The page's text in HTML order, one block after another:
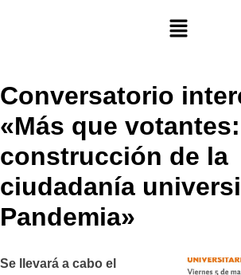
Conversatorio
«Más que
construcción de la
ciudadanía
Pandemia»
Se llevará a cabo el